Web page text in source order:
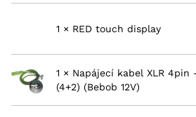
1 × RED touch display
1 × Napájecí kabel XLR 4pin
(4+2) (Bebob 12V)